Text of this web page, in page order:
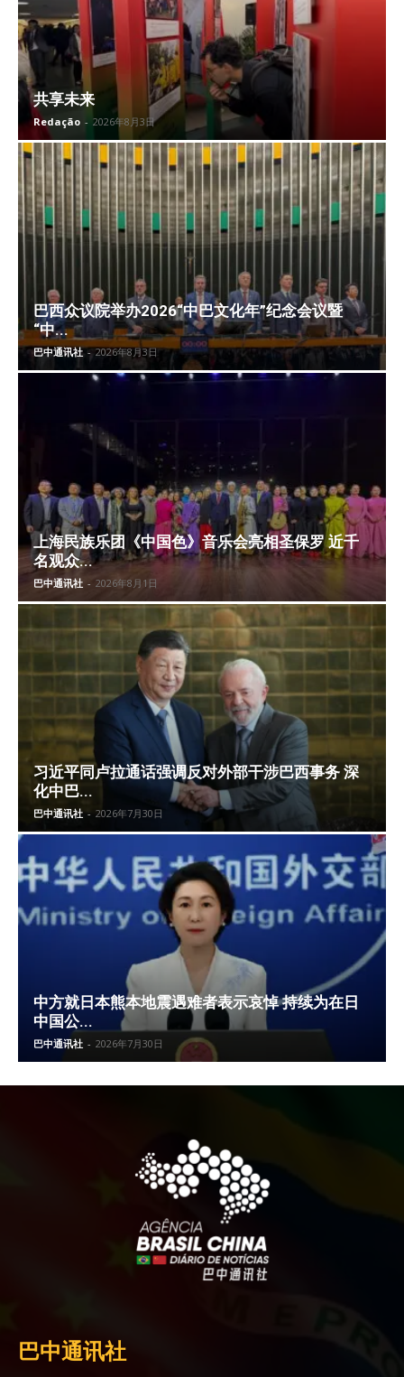
共享未来
Redação - 2026年8月3日
巴西众议院举办2026“中巴文化年”纪念会议暨
“中...
巴中通讯社 - 2026年8月3日
上海民族乐团《中国色》音乐会亮相圣保罗 近千
名观众...
巴中通讯社 - 2026年8月1日
习近平同卢拉通话强调反对外部干涉巴西事务 深
化中巴...
巴中通讯社 - 2026年7月30日
中方就日本熊本地震遇难者表示哀悼 持续为在日
中国公...
巴中通讯社 - 2026年7月30日
巴中通讯社